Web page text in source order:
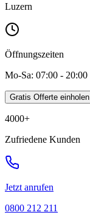
Luzern
Öffnungszeiten
Mo-Sa: 07:00 - 20:00
Gratis Offerte einholen
4000+
Zufriedene Kunden
Jetzt anrufen
0800 212 211